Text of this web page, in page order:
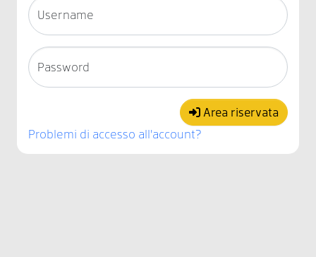
Username
Password
Area riservata
Problemi di accesso all'account?